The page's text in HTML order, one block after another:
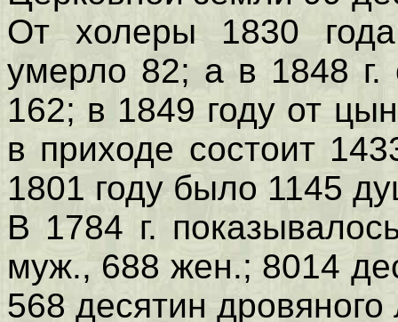
От холеры 1830
умерло 82; а в 1848
162; в 1849 году от
в приходе состоит
1801 году было 1145
В 1784 г.
муж., 688 жен.; 8014
568 десятин дровяного